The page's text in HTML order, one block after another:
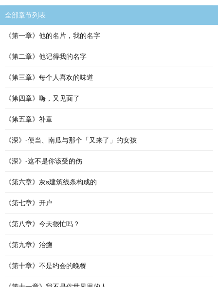
全部章节列表
《第一章》他的名片，我的名字
《第二章》他记得我的名字
《第三章》每个人喜欢的味道
《第四章》嗨，又见面了
《第五章》补章
《深》-便当、南瓜与那个「又来了」的女孩
《深》-这不是你该受的伤
《第六章》灰s建筑线条构成的
《第七章》开户
《第八章》今天很忙吗？
《第九章》治癒
《第十章》不是约会的晚餐